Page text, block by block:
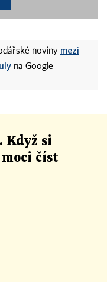
noviny mezi
na Google
Když si
číst